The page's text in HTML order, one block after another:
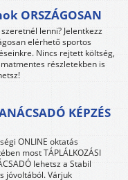
ORSZÁGOSAN
szeretnél lenni? Jelentkezz
elérhető sportos
Nincs rejtett költség,
részletekben is
KÉPZÉS
ONLINE oktatás
most TÁPLÁLKOZÁSI
lehetsz a Stabil
jóvoltából. Várjuk